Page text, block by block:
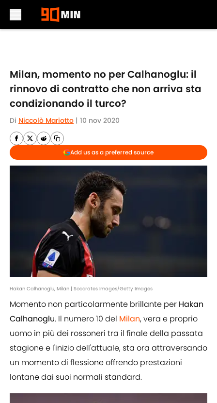
Milan, momento no per Calhanoglu: il
rinnovo di contratto che non arriva sta
condizionando il turco?
Di Niccolò Mariotto | 10 nov 2020
Add us as a preferred source
Hakan Calhanoglu, Milan | Soccrates Images/Getty Images
Momento non particolarmente brillante per Hakan
Calhanoglu. Il numero 10 del Milan, vera e proprio
uomo in più dei rossoneri tra il finale della passata
stagione e l'inizio dell'attuale, sta ora attraversando
un momento di flessione offrendo prestazioni
lontane dai suoi normali standard.